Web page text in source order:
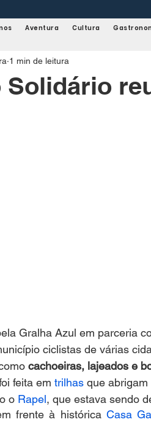
Aventura Cultura
1 min de leitura
Gralha Azul em parceria
ciclistas de várias
cachoeiras, lajeados e
feita em trilhas que
o Rapel, que estava sendo
frente à histórica
Casa